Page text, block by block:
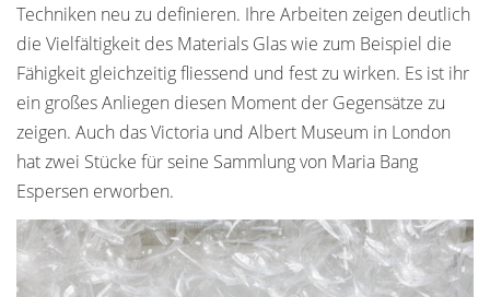
Techniken neu zu definieren. Ihre Arbeiten zeigen deutlich
die Vielfältigkeit des Materials Glas wie zum Beispiel die
Fähigkeit gleichzeitig fliessend und fest zu wirken. Es ist ihr
ein großes Anliegen diesen Moment der Gegensätze zu
zeigen. Auch das Victoria und Albert Museum in London
hat zwei Stücke für seine Sammlung von Maria Bang
Espersen erworben.